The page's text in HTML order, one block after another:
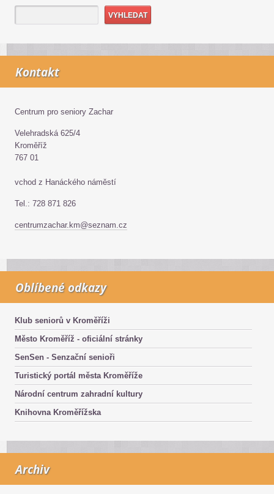
Kontakt
Centrum pro seniory Zachar
Velehradská 625/4
Kroměříž
767 01
vchod z Hanáckého náměstí
Tel.: 728 871 826
centrumzachar.km@seznam.cz
Oblíbené odkazy
Klub seniorů v Kroměříži
Město Kroměříž - oficiální stránky
SenSen - Senzační senioři
Turistický portál města Kroměříže
Národní centrum zahradní kultury
Knihovna Kroměřížska
Archiv